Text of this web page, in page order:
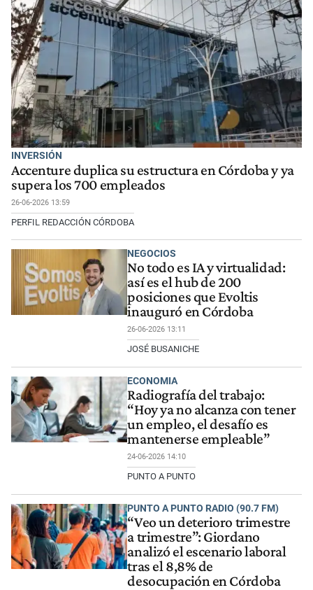
INVERSIÓN
Accenture duplica su estructura en Córdoba y ya
supera los 700 empleados
26-06-2026 13:59
PERFIL REDACCIÓN CÓRDOBA
NEGOCIOS
No todo es IA y virtualidad:
así es el hub de 200
posiciones que Evoltis
inauguró en Córdoba
26-06-2026 13:11
JOSÉ BUSANICHE
ECONOMIA
Radiografía del trabajo:
“Hoy ya no alcanza con tener
un empleo, el desafío es
mantenerse empleable”
24-06-2026 14:10
PUNTO A PUNTO
PUNTO A PUNTO RADIO (90.7 FM)
“Veo un deterioro trimestre
a trimestre”: Giordano
analizó el escenario laboral
tras el 8,8% de
desocupación en Córdoba